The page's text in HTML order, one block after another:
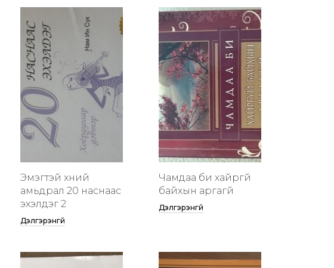
Эмэгтэй хүний
амьдрал 20 наснаас
эхэлдэг 2
Дэлгэрэнгүй
Чамдаа би хайргүй
байхын аргагүй
Дэлгэрэнгүй